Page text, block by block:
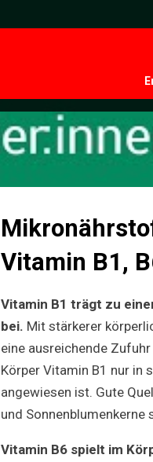
Vitamin B1,
Vitamin B1 trägt zu
bei. Mit stärkerer
eine ausreichende
Körper Vitamin B1 nur in
angewiesen ist. Gute
und
Vitamin B6 spielt im